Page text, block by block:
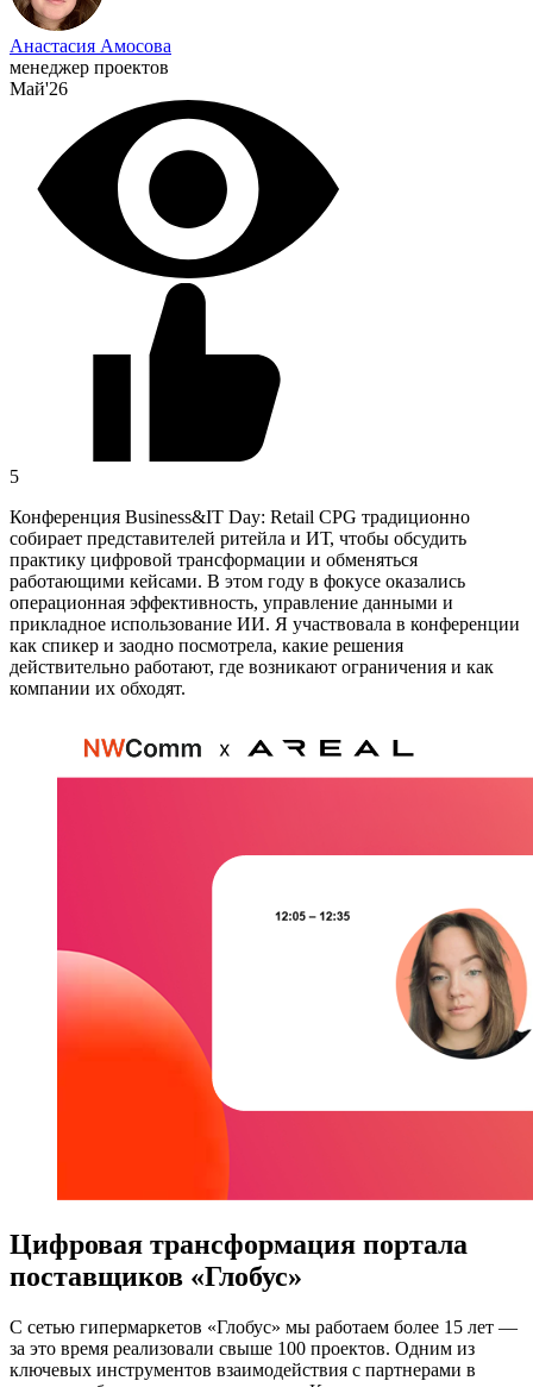
Анастасия Амосова
менеджер проектов
Май'26
5
Конференция Business&IT Day: Retail CPG традиционно
собирает представителей ритейла и ИТ, чтобы обсудить
практику цифровой трансформации и обменяться
работающими кейсами. В этом году в фокусе оказались
операционная эффективность, управление данными и
прикладное использование ИИ. Я участвовала в конференции
как спикер и заодно посмотрела, какие решения
действительно работают, где возникают ограничения и как
компании их обходят.
Цифровая трансформация портала
поставщиков «Глобус»
С сетью гипермаркетов «Глобус» мы работаем более 15 лет —
за это время реализовали свыше 100 проектов. Одним из
ключевых инструментов взаимодействия с партнерами в